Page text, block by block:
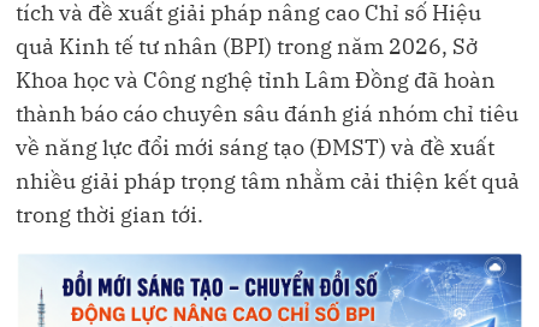
tích và đề xuất giải pháp nâng cao Chỉ số Hiệu
quả Kinh tế tư nhân (BPI) trong năm 2026, Sở
Khoa học và Công nghệ tỉnh Lâm Đồng đã hoàn
thành báo cáo chuyên sâu đánh giá nhóm chỉ tiêu
về năng lực đổi mới sáng tạo (ĐMST) và đề xuất
nhiều giải pháp trọng tâm nhằm cải thiện kết quả
trong thời gian tới.